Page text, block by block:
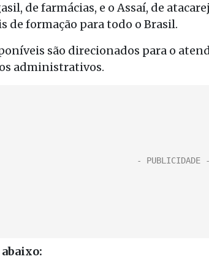
de farmácias, e o Assaí, de
de formação para todo o Brasil.
são direcionados para o
administrativos.
abaixo: